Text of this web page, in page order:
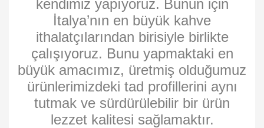
kendimiz yapıyoruz. Bunun için
İtalya’nın en büyük kahve
ithalatçılarından birisiyle birlikte
çalışıyoruz. Bunu yapmaktaki en
büyük amacımız, üretmiş olduğumuz
ürünlerimizdeki tad profillerini aynı
tutmak ve sürdürülebilir bir ürün
lezzet kalitesi sağlamaktır.